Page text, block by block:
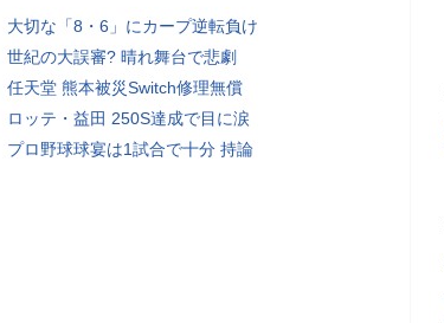
大切な「8・6」にカープ逆転負け
世紀の大誤審? 晴れ舞台で悲劇
任天堂 熊本被災Switch修理無償
ロッテ・益田 250S達成で目に涙
プロ野球球宴は1試合で十分 持論